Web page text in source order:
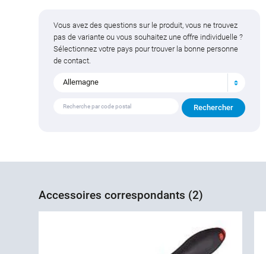
Vous avez des questions sur le produit, vous ne trouvez
pas de variante ou vous souhaitez une offre individuelle ?
Sélectionnez votre pays pour trouver la bonne personne
de contact.
Allemagne
Accessoires correspondants (2)